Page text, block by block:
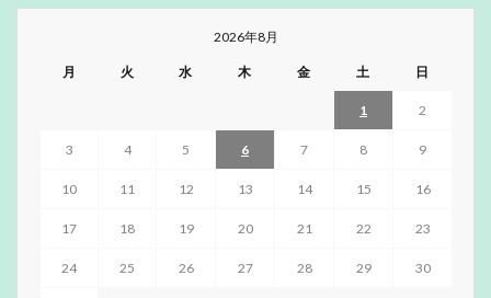
2026年8月
月 火 水 木 金 土 日
1 2
3 4 5 6 7 8 9
10 11 12 13 14 15 16
17 18 19 20 21 22 23
24 25 26 27 28 29 30